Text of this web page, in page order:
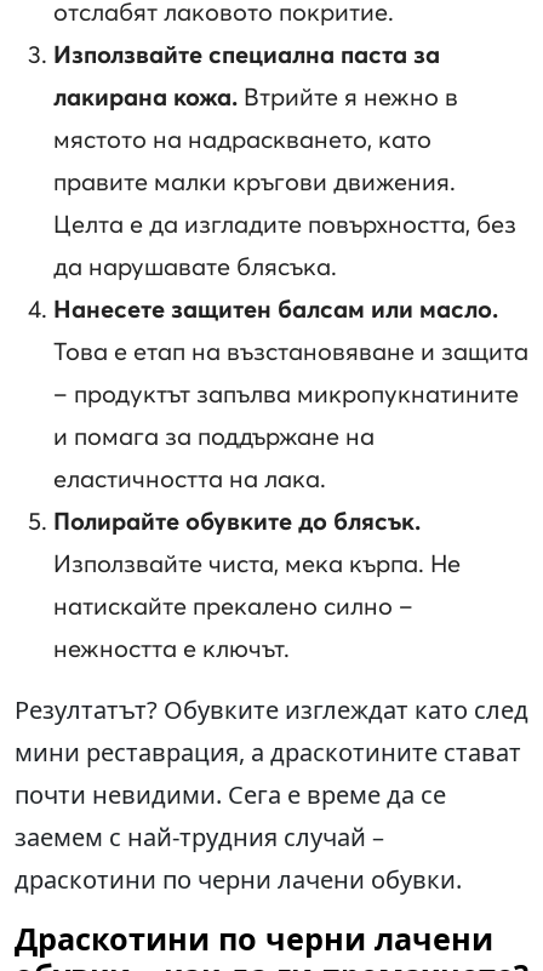
отслабят лаковото покритие.
Използвайте специална паста за
лакирана кожа. Втрийте я нежно в
мястото на надраскването, като
правите малки кръгови движения.
Целта е да изгладите повърхността, без
да нарушавате блясъка.
Нанесете защитен балсам или масло.
Това е етап на възстановяване и защита
– продуктът запълва микропукнатините
и помага за поддържане на
еластичността на лака.
Полирайте обувките до блясък.
Използвайте чиста, мека кърпа. Не
натискайте прекалено силно –
нежността е ключът.
Резултатът? Обувките изглеждат като след
мини реставрация, а драскотините стават
почти невидими. Сега е време да се
заемем с най-трудния случай –
драскотини по черни лачени обувки.
Драскотини по черни лачени